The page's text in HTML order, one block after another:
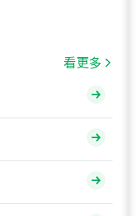
看更多